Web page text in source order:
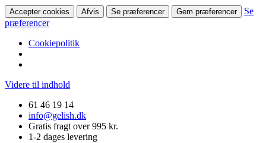
Accepter cookies Afvis Se præferencer Gem præferencer
Se
præferencer
Cookiepolitik
Videre til indhold
61 46 19 14
info@gelish.dk
Gratis fragt over 995 kr.
1-2 dages levering